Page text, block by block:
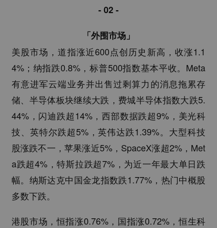
- 02 -
「外围市场」
美股市场，道指涨近600点创历史新高，收涨1.1
4%；纳指跌0.8%，标普500指数基本平收。Meta
有意进军云端业务并出售过剩算力的消息拖累存
储、半导体板块继续大跌，费城半导体指数大跌5.
44%，闪迪跌超14%，西部数据跌超9%，美光科
技、英特尔跌超5%，英伟达跌1.39%。大型科技
股涨跌不一，苹果涨近5%，SpaceX涨超2%，Met
a跌超4%，特斯拉跌超7%，为近一年最大单日跌
幅。纳斯达克中国金龙指数跌1.77%，热门中概股
多数下跌。
港股市场，恒指涨0.76%，国指涨0.72%，恒生科